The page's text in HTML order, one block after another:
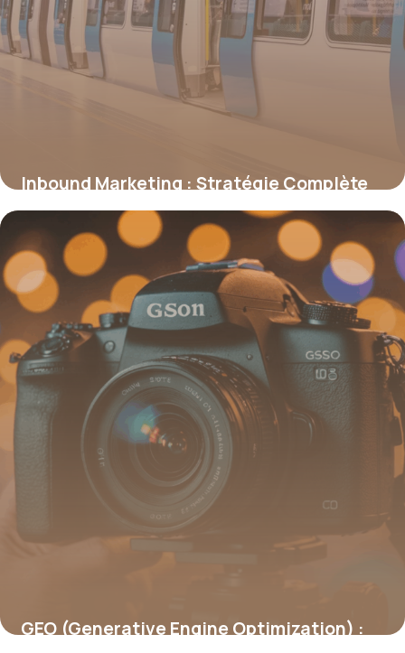
Inbound Marketing : Stratégie Complète
2026
24 juin 2026
GEO (Generative Engine Optimization) :